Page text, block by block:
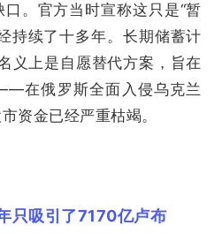
。官方当时宣称这只是“暂
持续了十多年。长期储蓄计
义上是自愿替代方案，旨在
在俄罗斯全面入侵乌克兰
资金已经严重枯竭。
只吸引了7170亿卢布